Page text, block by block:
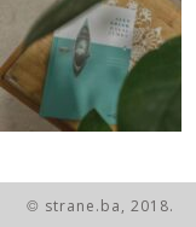
© strane.ba, 2018.